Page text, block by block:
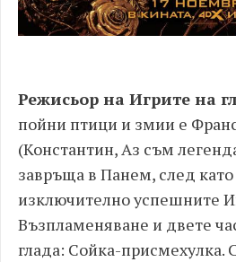
Режисьор на Игрите на
пойни птици и змии е
(Константин, Аз съм
завръща в Панем, след
изключително успешните
Възпламеняване и двете
глада: Сойка-присмехулка.